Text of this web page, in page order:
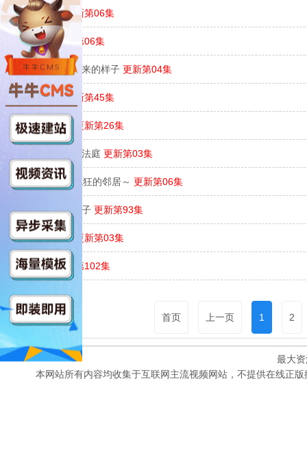
跌落就完了更新第06集
代号女士更新第06集
请保持名侦探原来的样子 更新第04集
阿松与阿暖更新第45集
凛冬下的罪恶 更新第26集
律政节拍：逆转法庭 更新第03集
夫妇与16岁～疯狂的邻居～ 更新第06集
我们愉快的好日子 更新第93集
校园暗恋警报 更新第03集
红色珍珠更新第102集
首页 上一页 1 2
最大
本网站所有内容均收集于互联网主流视频网站，不提供在线正